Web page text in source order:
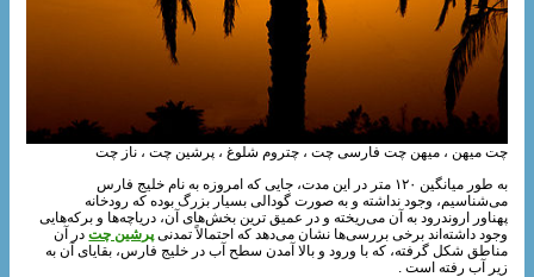
چت میهن ، میهن چت فارسی چت ، چتروم شلوغ ، پرشین چت ، ناز چت
به‌ طور میانگین ۱۲۰ متر در این مدت، جایی که امروزه به نام خلیج فارس
می‌شناسیم، وجود نداشته و به صورت گودالی بسیار بزرگ بوده که رودخانه
پهناور اروندرود به آن می‌ریخته و در عمیق‌ ترین بخش‌های آن، دریاچه‌ها و برکه‌هایی
وجود داشته‌اند برخی بررسی‌ها نشان می‌دهد که احتمالاً تمدنیپرشین چتدر آن
مناطق شکل گرفته، که با ورود و بالا آمدن سطح آب در خلیج فارس، بقایای آن به
زیر آب رفته‌ است .